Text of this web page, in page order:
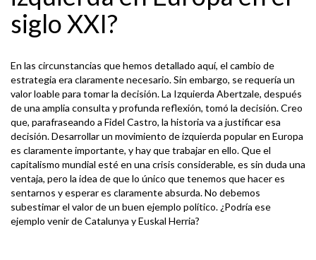
siglo XXI?
En las circunstancias que hemos detallado aquí, el cambio de
estrategia era claramente necesario. Sin embargo, se requería un
valor loable para tomar la decisión. La Izquierda Abertzale, después
de una amplia consulta y profunda reflexión, tomó la decisión. Creo
que, parafraseando a Fidel Castro, la historia va a justificar esa
decisión. Desarrollar un movimiento de izquierda popular en Europa
es claramente importante, y hay que trabajar en ello. Que el
capitalismo mundial esté en una crisis considerable, es sin duda una
ventaja, pero la idea de que lo único que tenemos que hacer es
sentarnos y esperar es claramente absurda. No debemos
subestimar el valor de un buen ejemplo político. ¿Podría ese
ejemplo venir de Catalunya y Euskal Herria?